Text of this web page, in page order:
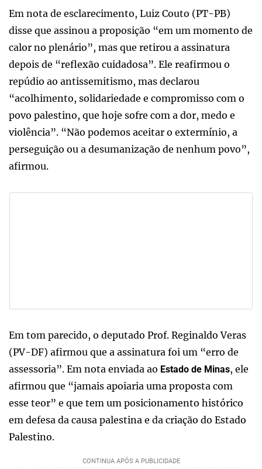
Em nota de esclarecimento, Luiz Couto (PT-PB)
disse que assinou a proposição “em um momento de
calor no plenário”, mas que retirou a assinatura
depois de “reflexão cuidadosa”. Ele reafirmou o
repúdio ao antissemitismo, mas declarou
“acolhimento, solidariedade e compromisso com o
povo palestino, que hoje sofre com a dor, medo e
violência”. “Não podemos aceitar o extermínio, a
perseguição ou a desumanização de nenhum povo”,
afirmou.
Em tom parecido, o deputado Prof. Reginaldo Veras
(PV-DF) afirmou que a assinatura foi um “erro de
assessoria”. Em nota enviada ao Estado de Minas, ele
afirmou que “jamais apoiaria uma proposta com
esse teor” e que tem um posicionamento histórico
em defesa da causa palestina e da criação do Estado
Palestino.